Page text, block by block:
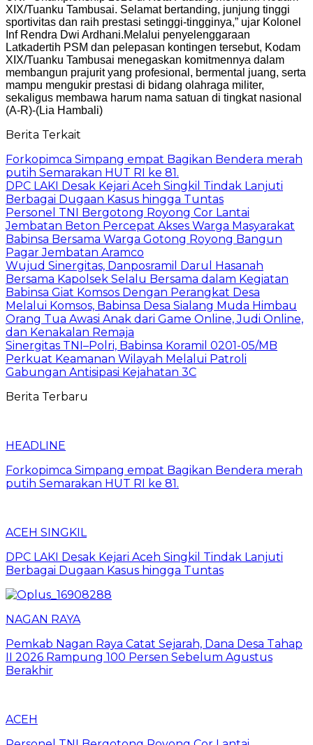
XIX/Tuanku Tambusai. Selamat bertanding, junjung tinggi
sportivitas dan raih prestasi setinggi-tingginya,” ujar Kolonel
Inf Rendra Dwi Ardhani.Melalui penyelenggaraan
Latkadertih PSM dan pelepasan kontingen tersebut, Kodam
XIX/Tuanku Tambusai menegaskan komitmennya dalam
membangun prajurit yang profesional, bermental juang, serta
mampu mengukir prestasi di bidang olahraga militer,
sekaligus membawa harum nama satuan di tingkat nasional
(A-R)-(Lia Hambali)
Berita Terkait
Forkopimca Simpang empat Bagikan Bendera merah
putih Semarakan HUT RI ke 81.
DPC LAKI Desak Kejari Aceh Singkil Tindak Lanjuti
Berbagai Dugaan Kasus hingga Tuntas
Personel TNI Bergotong Royong Cor Lantai
Jembatan Beton Percepat Akses Warga Masyarakat
Babinsa Bersama Warga Gotong Royong Bangun
Pagar Jembatan Aramco
Wujud Sinergitas, Danposramil Darul Hasanah
Bersama Kapolsek Selalu Bersama dalam Kegiatan
Babinsa Giat Komsos Dengan Perangkat Desa
Melalui Komsos, Babinsa Desa Sialang Muda Himbau
Orang Tua Awasi Anak dari Game Online, Judi Online,
dan Kenakalan Remaja
Sinergitas TNI–Polri, Babinsa Koramil 0201-05/MB
Perkuat Keamanan Wilayah Melalui Patroli
Gabungan Antisipasi Kejahatan 3C
Berita Terbaru
HEADLINE
Forkopimca Simpang empat Bagikan Bendera merah
putih Semarakan HUT RI ke 81.
ACEH SINGKIL
DPC LAKI Desak Kejari Aceh Singkil Tindak Lanjuti
Berbagai Dugaan Kasus hingga Tuntas
NAGAN RAYA
Pemkab Nagan Raya Catat Sejarah, Dana Desa Tahap
II 2026 Rampung 100 Persen Sebelum Agustus
Berakhir
ACEH